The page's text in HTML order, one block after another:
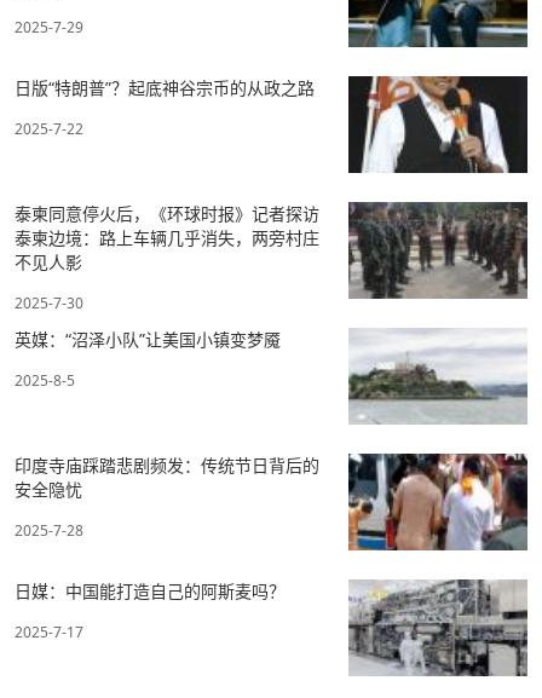
2025-7-29
日版“特朗普”？起底神谷宗币的从政之路
2025-7-22
泰柬同意停火后，《环球时报》记者探访
泰柬边境：路上车辆几乎消失，两旁村庄
不见人影
2025-7-30
英媒：“沼泽小队”让美国小镇变梦魇
2025-8-5
印度寺庙踩踏悲剧频发：传统节日背后的
安全隐忧
2025-7-28
日媒：中国能打造自己的阿斯麦吗？
2025-7-17